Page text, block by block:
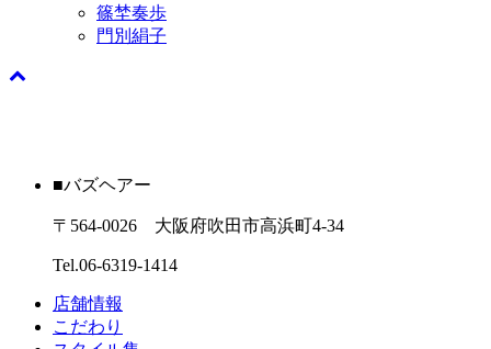
篠埜奏歩
門別絹子
■バズヘアー
〒564-0026 大阪府吹田市高浜町4-34
Tel.06-6319-1414
店舗情報
こだわり